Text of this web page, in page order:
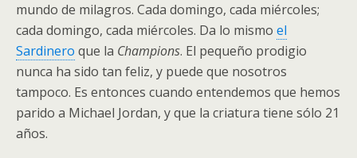
mundo de milagros. Cada domingo, cada miércoles;
cada domingo, cada miércoles. Da lo mismo el
Sardinero que la Champions. El pequeño prodigio
nunca ha sido tan feliz, y puede que nosotros
tampoco. Es entonces cuando entendemos que hemos
parido a Michael Jordan, y que la criatura tiene sólo 21
años.